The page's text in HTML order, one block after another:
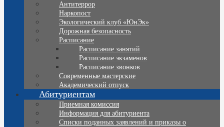
Антитеррор
Наркопост
Экологический клуб «ЮнЭк»
Дорожная безопасность
Расписание
Расписание занятий
Расписание экзаменов
Расписание звонков
Современные мастерские
Академический отпуск
Абитуриентам
Приемная комиссия
Информация для абитуриента
Списки поданных заявлений и приказы о